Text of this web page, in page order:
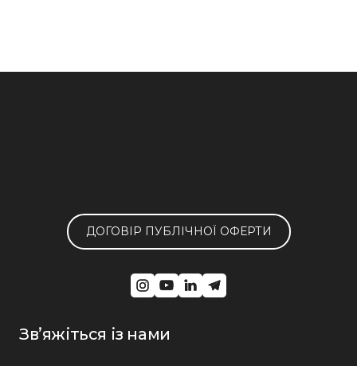
ДОГОВІР ПУБЛІЧНОЇ ОФЕРТИ
Звʼяжіться із нами